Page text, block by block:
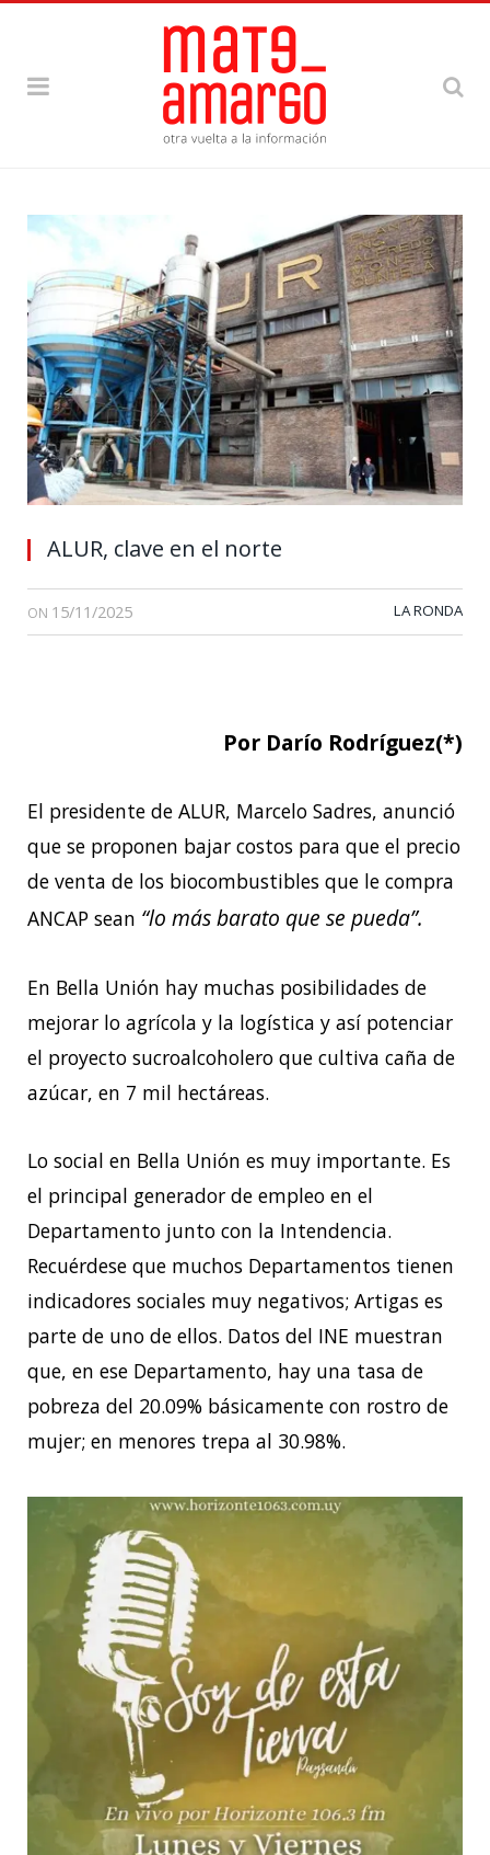
ALUR, clave en el norte
ON 15/11/2025 LA RONDA
Por Darío Rodríguez(*)
El presidente de ALUR, Marcelo Sadres, anunció
que se proponen bajar costos para que el precio
de venta de los biocombustibles que le compra
ANCAP sean “lo más barato que se pueda”.
En Bella Unión hay muchas posibilidades de
mejorar lo agrícola y la logística y así potenciar
el proyecto sucroalcoholero que cultiva caña de
azúcar, en 7 mil hectáreas.
Lo social en Bella Unión es muy importante. Es
el principal generador de empleo en el
Departamento junto con la Intendencia.
Recuérdese que muchos Departamentos tienen
indicadores sociales muy negativos; Artigas es
parte de uno de ellos. Datos del INE muestran
que, en ese Departamento, hay una tasa de
pobreza del 20.09% básicamente con rostro de
mujer; en menores trepa al 30.98%.